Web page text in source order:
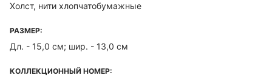
Холст, нити хлопчатобумажные
РАЗМЕР:
Дл. - 15,0 см; шир. - 13,0 см
КОЛЛЕКЦИОННЫЙ НОМЕР: